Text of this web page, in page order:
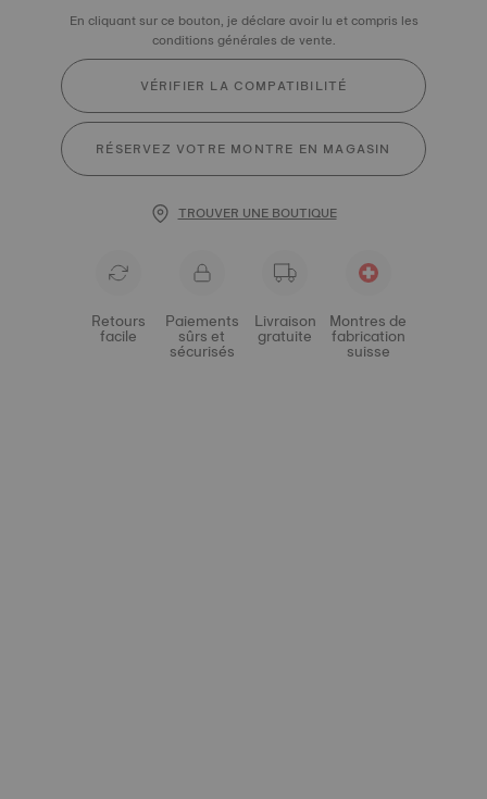
En cliquant sur ce bouton, je déclare avoir lu et compris les
conditions générales de vente.
VÉRIFIER LA COMPATIBILITÉ
RÉSERVEZ VOTRE MONTRE EN MAGASIN
TROUVER UNE BOUTIQUE
Retours
facile
Paiements
sûrs et
sécurisés
Livraison
gratuite
Montres de
fabrication
suisse